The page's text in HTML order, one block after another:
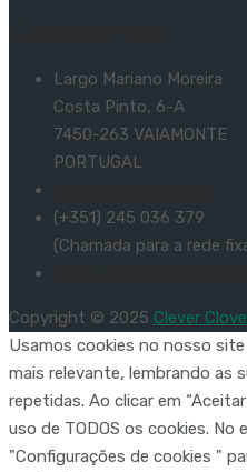
Largo Mariano Moreira
Costa Pinto, 6-A
7450-263 VAIAMONTE
PORTUGAL
(+351) 245 036 379
(Chamada para a rede
Copyright © 2025 Clever
Usamos cookies no nosso
mais relevante, lembrando as
repetidas. Ao clicar em
uso de TODOS os cookies.
"Configurações de cookies "